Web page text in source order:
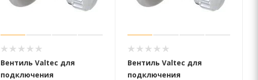
Вентиль Valtec для
подключения
Вентиль Valtec для
подключения